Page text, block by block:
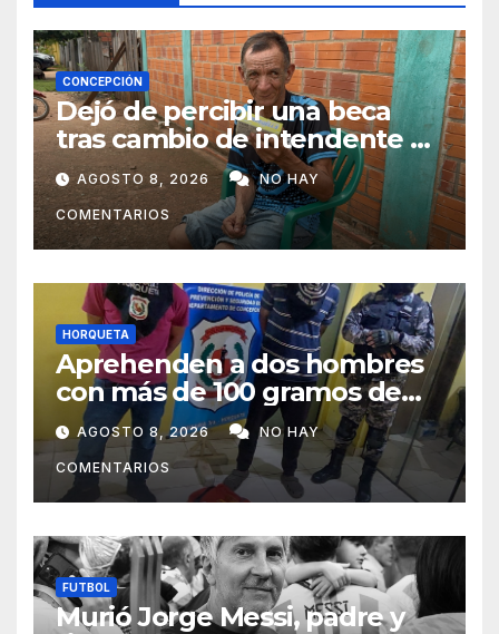
CONCEPCIÓN
Dejó de percibir una beca
tras cambio de intendente y
ahora vende caramelos para
subsistir
AGOSTO 8, 2026 NO HAY
COMENTARIOS
HORQUETA
Aprehenden a dos hombres
con más de 100 gramos de
supuesta marihuana en
Horqueta
AGOSTO 8, 2026 NO HAY
COMENTARIOS
FUTBOL
Murió Jorge Messi, padre y